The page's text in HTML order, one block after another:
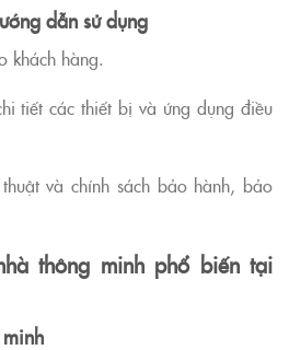
dẫn sử dụng
khách hàng.
tiết các thiết bị và ứng dụng điều
và chính sách bảo hành, bảo
thông minh phổ biến tại